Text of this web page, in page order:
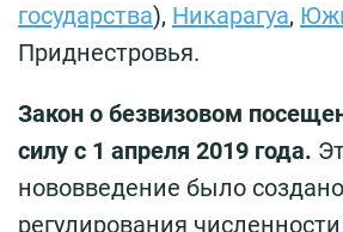
государства), Никарагуа,
Приднестровья.
Закон о безвизовом
силу с 1 апреля 2019 года.
нововведение было
регулирования численности